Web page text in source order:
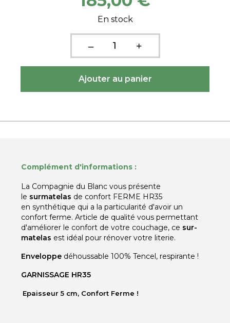
En stock
Complément d'informations :
La Compagnie du Blanc vous présente
le surmatelas de confort FERME HR35
en synthétique qui a la particularité d'avoir un
confort ferme. Article de qualité vous permettant
d'améliorer le confort de votre couchage, ce sur-
matelas est idéal pour rénover votre literie.
Enveloppe déhoussable 100% Tencel, respirante !
GARNISSAGE HR35
Epaisseur 5 cm, Confort Ferme !